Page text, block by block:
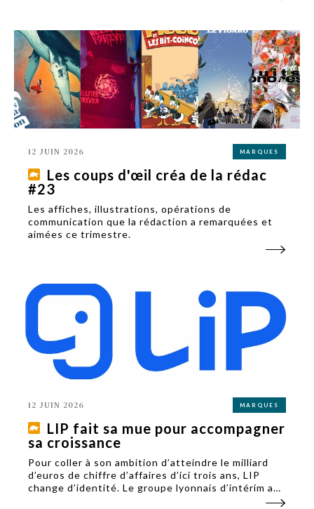
12 JUIN 2026 MARQUES
Les coups d'œil créa de la rédac
#23
Les affiches, illustrations, opérations de
communication que la rédaction a remarquées et
aimées ce trimestre.
12 JUIN 2026 MARQUES
LIP fait sa mue pour accompagner
sa croissance
Pour coller à son ambition d’atteindre le milliard
d’euros de chiffre d’affaires d’ici trois ans, LIP
change d’identité. Le groupe lyonnais d’intérim a
présenté le 6 juin en interne sa nouvelle mouture,